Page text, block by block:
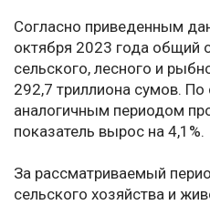
Согласно приведенным
октября 2023 года общий
сельского, лесного и
292,7 триллиона сумов.
аналогичным периодом
показатель вырос на 4,1%.
За рассматриваемый
сельского хозяйства и